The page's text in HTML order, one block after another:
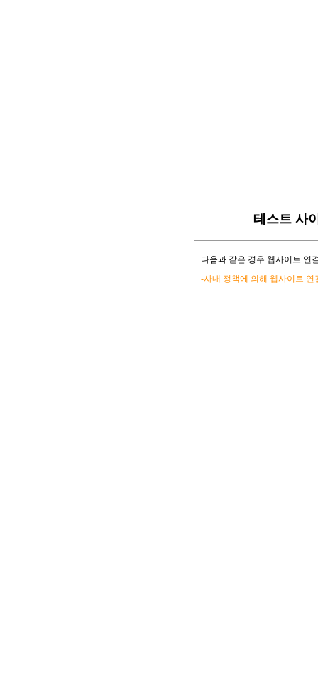
테스트 사
다음과 같은 경우 웹사이트 연
-사내 정책에 의해 웹사이트